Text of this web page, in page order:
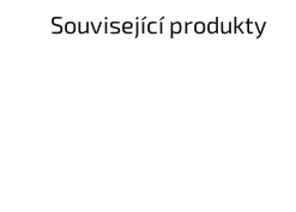
Související produkty